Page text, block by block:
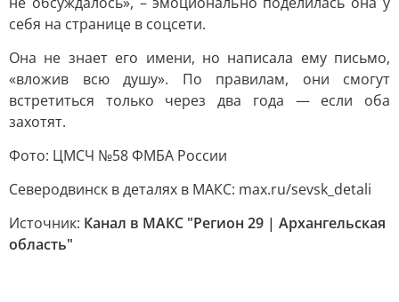
себя на странице в соцсети.
Она не знает его имени, но написала ему письмо,
«вложив всю душу». По правилам, они смогут
встретиться только через два года — если оба
захотят.
Фото: ЦМСЧ №58 ФМБА России
Северодвинск в деталях в МАКС: max.ru/sevsk_detali
Источник: Канал в МАКС "Регион 29 | Архангельская
область"